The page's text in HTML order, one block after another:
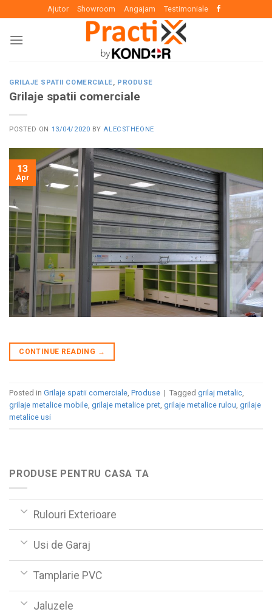
content
Ajutor Showroom Angajam Testimoniale
PRODUSE PENTRU CASA TA
Rulouri Exterioare
Usi de Garaj
Tamplarie PVC
Jaluzele
GRILAJE SPATII COMERCIALE, PRODUSE
Grilaje spatii comerciale
POSTED ON 13/04/2020 BY ALECSTHEONE
13
Apr
CONTINUE READING →
Posted in Grilaje spatii comerciale, Produse | Tagged grilaj metalic,
grilaje metalice mobile, grilaje metalice pret, grilaje metalice rulou, grilaje
metalice usi